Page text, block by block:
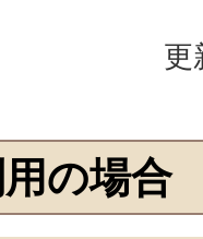
更
の場合